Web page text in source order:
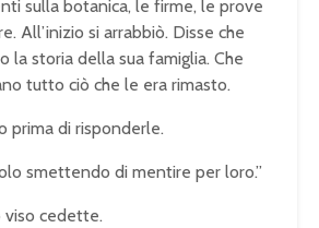
sulla botanica, le firme, le prove
All’inizio si arrabbiò. Disse che
la storia della sua famiglia. Che
tutto ciò che le era rimasto.
prima di risponderle.
smettendo di mentire per loro.”
viso cedette.